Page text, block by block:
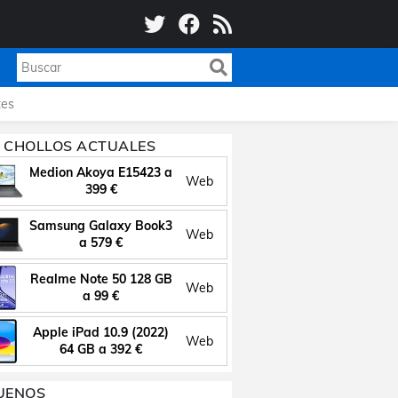
CHOLLOS ACTUALES
Medion Akoya E15423 a
399 €
Web
Samsung Galaxy Book3
a 579 €
Web
Realme Note 50 128 GB
a 99 €
Web
Apple iPad 10.9 (2022)
64 GB a 392 €
Web